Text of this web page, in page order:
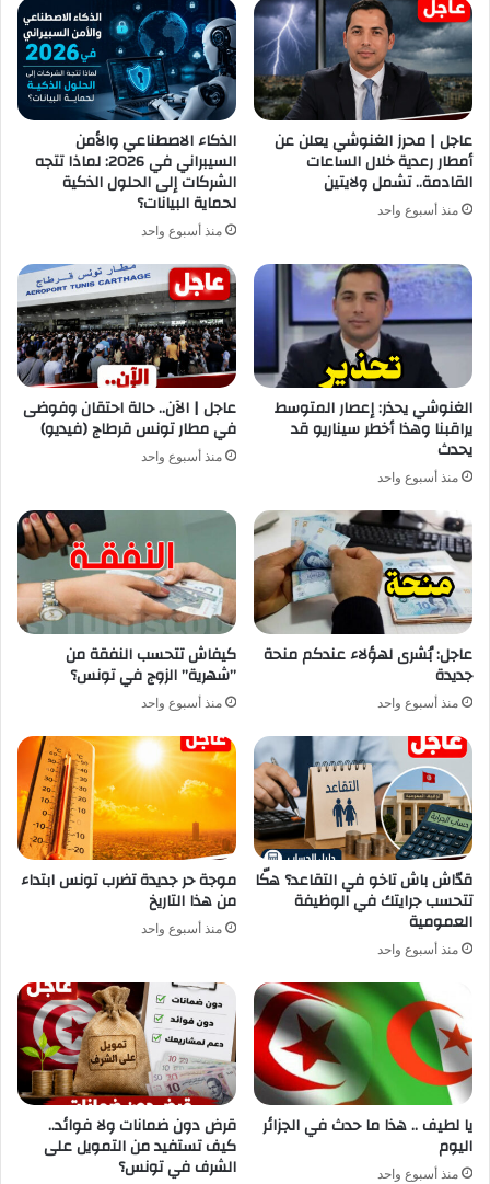
عاجل | محرز الغنوشي يعلن عن
أمطار رعدية خلال الساعات
القادمة.. تشمل ولايتين
منذ أسبوع واحد
الذكاء الاصطناعي والأمن
السيبراني في 2026: لماذا تتجه
الشركات إلى الحلول الذكية
لحماية البيانات؟
منذ أسبوع واحد
الغنوشي يحذر: إعصار المتوسط
يراقبنا وهذا أخطر سيناريو قد
يحدث
منذ أسبوع واحد
عاجل | الآن.. حالة احتقان وفوضى
في مطار تونس قرطاج (فيديو)
منذ أسبوع واحد
عاجل: بُشرى لهؤلاء عندكم منحة
جديدة
منذ أسبوع واحد
كيفاش تتحسب النفقة من
”شهرية” الزوج في تونس؟
منذ أسبوع واحد
قدّاش باش تاخو في التقاعد؟ هكّا
تتحسب جرايتك في الوظيفة
العمومية
منذ أسبوع واحد
موجة حر جديدة تضرب تونس ابتداء
من هذا التاريخ
منذ أسبوع واحد
يا لطيف .. هذا ما حدث في الجزائر
اليوم
منذ أسبوع واحد
قرض دون ضمانات ولا فوائد..
كيف تستفيد من التمويل على
الشرف في تونس؟